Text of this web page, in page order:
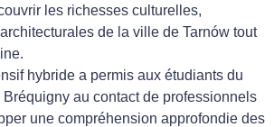
les richesses culturelles,
de la ville de Tarnów tout
hybride a permis aux étudiants du
au contact de professionnels
une compréhension approfondie des